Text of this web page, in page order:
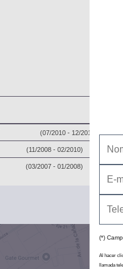
(*)
Al hacer
llamada
(07/2010 - 12/2010)
(11/2008 - 02/2010)
(03/2007 - 01/2008)